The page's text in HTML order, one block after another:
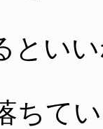
とい
て